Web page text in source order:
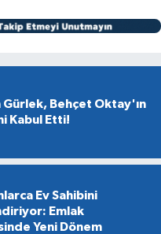
Gürlek, Behçet Oktay'ın
Kabul Etti!
Ev Sahibini
Emlak
Yeni Dönem